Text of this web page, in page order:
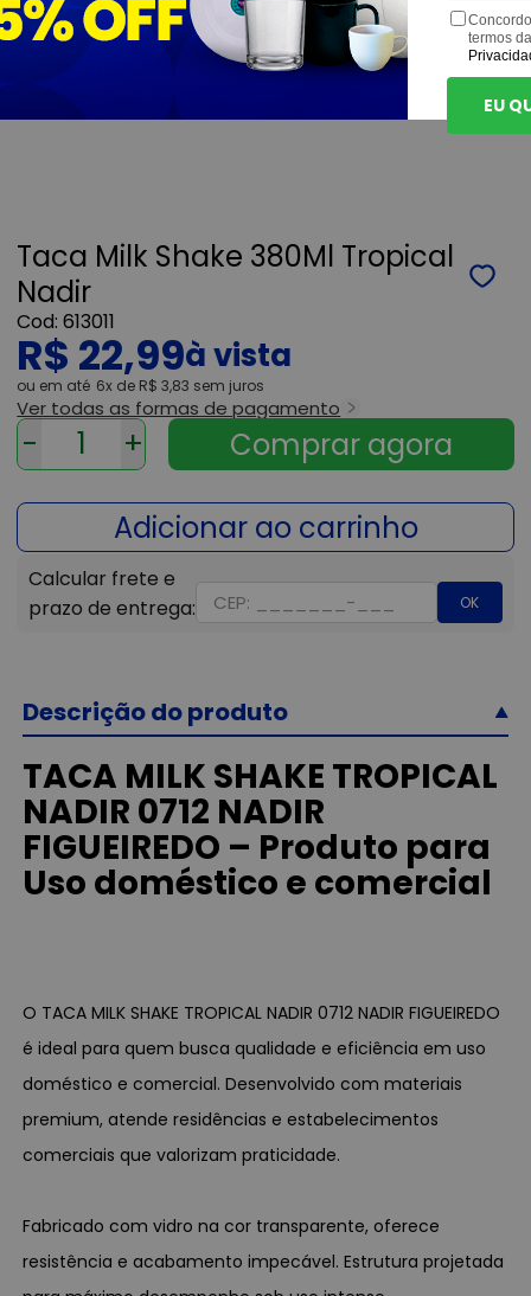
Taca Milk Shake 380Ml Tropical
Nadir
613011
R$ 22,99
ou 6x de R$ 3,83 sem juros
Ver todas as formas de pagamento
- +
OK
Descrição do produto
TACA MILK SHAKE TROPICAL
NADIR 0712 NADIR
FIGUEIREDO – Produto para
Uso doméstico e comercial
O TACA MILK SHAKE TROPICAL NADIR 0712 NADIR FIGUEIREDO
é ideal para quem busca qualidade e eficiência em uso
doméstico e comercial. Desenvolvido com materiais
premium, atende residências e estabelecimentos
comerciais que valorizam praticidade.
Fabricado com vidro na cor transparente, oferece
resistência e acabamento impecável. Estrutura projetada
termos
EU